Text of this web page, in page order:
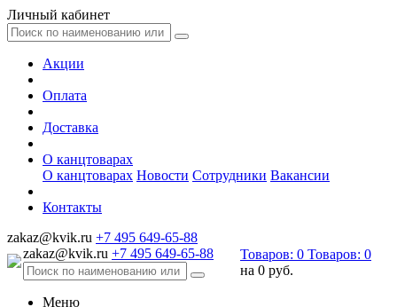
Личный кабинет
Акции
Оплата
Доставка
О канцтоварах
О канцтоварах Новости Сотрудники Вакансии
Контакты
zakaz@kvik.ru +7 495 649-65-88
zakaz@kvik.ru +7 495 649-65-88 Товаров: 0 Товаров: 0
на 0 руб.
Меню